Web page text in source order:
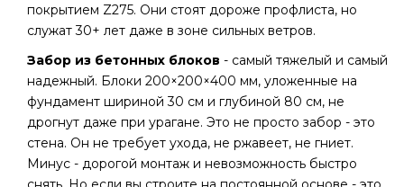
покрытием Z275. Они стоят дороже профлиста, но
служат 30+ лет даже в зоне сильных ветров.
Забор из бетонных блоков - самый тяжелый и самый
надежный. Блоки 200×200×400 мм, уложенные на
фундамент шириной 30 см и глубиной 80 см, не
дрогнут даже при урагане. Это не просто забор - это
стена. Он не требует ухода, не ржавеет, не гниет.
Минус - дорогой монтаж и невозможность быстро